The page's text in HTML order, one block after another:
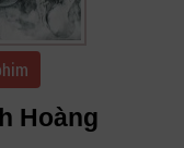
Hoàng